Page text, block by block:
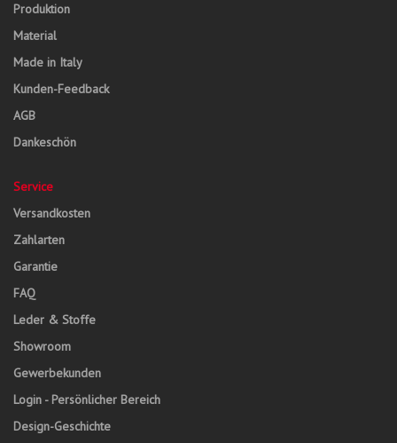
Produktion
Material
Made in Italy
Kunden-Feedback
AGB
Dankeschön
Service
Versandkosten
Zahlarten
Garantie
FAQ
Leder & Stoffe
Showroom
Gewerbekunden
Login - Persönlicher Bereich
Design-Geschichte